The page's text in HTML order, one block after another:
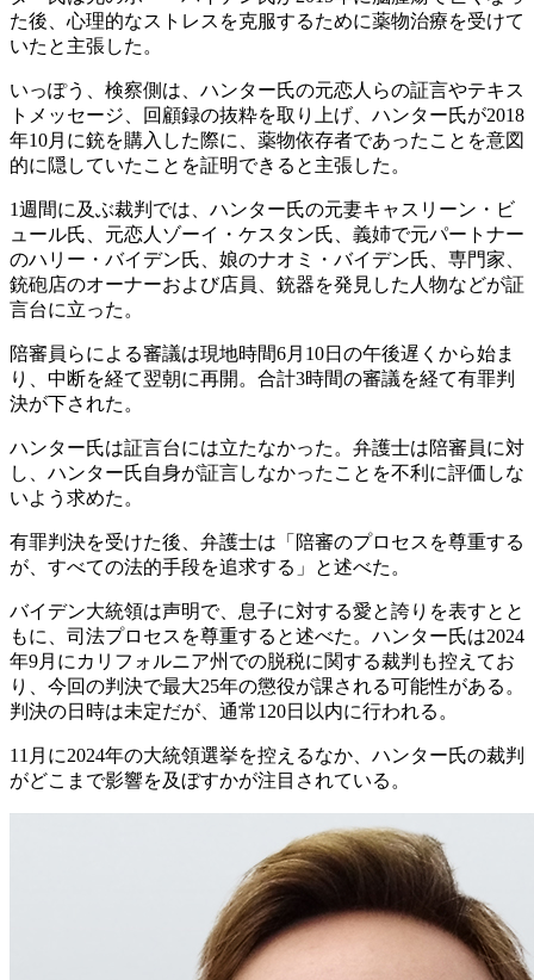
た後、心理的なストレスを克服するために薬物治療を受けて
いたと主張した。
いっぽう、検察側は、ハンター氏の元恋人らの証言やテキス
トメッセージ、回顧録の抜粋を取り上げ、ハンター氏が2018
年10月に銃を購入した際に、薬物依存者であったことを意図
的に隠していたことを証明できると主張した。
1週間に及ぶ裁判では、ハンター氏の元妻キャスリーン・ビ
ュール氏、元恋人ゾーイ・ケスタン氏、義姉で元パートナー
のハリー・バイデン氏、娘のナオミ・バイデン氏、専門家、
銃砲店のオーナーおよび店員、銃器を発見した人物などが証
言台に立った。
陪審員らによる審議は現地時間6月10日の午後遅くから始ま
り、中断を経て翌朝に再開。合計3時間の審議を経て有罪判
決が下された。
ハンター氏は証言台には立たなかった。弁護士は陪審員に対
し、ハンター氏自身が証言しなかったことを不利に評価しな
いよう求めた。
有罪判決を受けた後、弁護士は「陪審のプロセスを尊重する
が、すべての法的手段を追求する」と述べた。
バイデン大統領は声明で、息子に対する愛と誇りを表すとと
もに、司法プロセスを尊重すると述べた。ハンター氏は2024
年9月にカリフォルニア州での脱税に関する裁判も控えてお
り、今回の判決で最大25年の懲役が課される可能性がある。
判決の日時は未定だが、通常120日以内に行われる。
11月に2024年の大統領選挙を控えるなか、ハンター氏の裁判
がどこまで影響を及ぼすかが注目されている。